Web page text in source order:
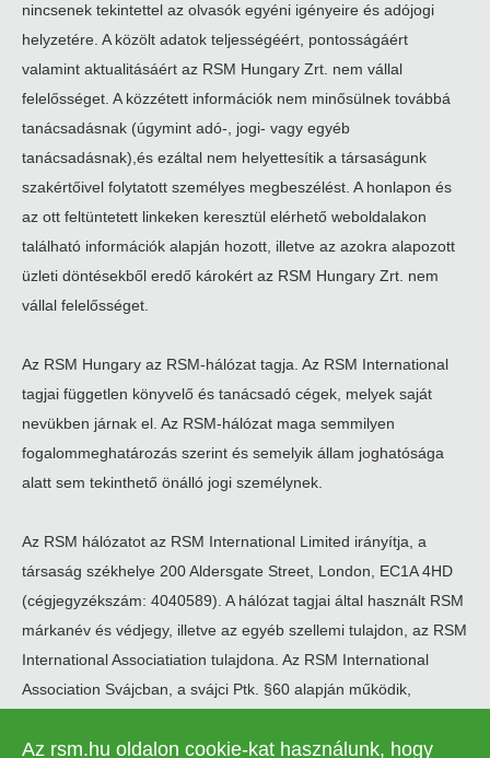
nincsenek tekintettel az olvasók egyéni igényeire és adójogi
helyzetére. A közölt adatok teljességéért, pontosságáért
valamint aktualitásáért az RSM Hungary Zrt. nem vállal
felelősséget. A közzétett információk nem minősülnek továbbá
tanácsadásnak (úgymint adó-, jogi- vagy egyéb
tanácsadásnak),és ezáltal nem helyettesítik a társaságunk
szakértőivel folytatott személyes megbeszélést. A honlapon és
az ott feltüntetett linkeken keresztül elérhető weboldalakon
található információk alapján hozott, illetve az azokra alapozott
üzleti döntésekből eredő károkért az RSM Hungary Zrt. nem
vállal felelősséget.
Az RSM Hungary az RSM-hálózat tagja. Az RSM International
tagjai független könyvelő és tanácsadó cégek, melyek saját
nevükben járnak el. Az RSM-hálózat maga semmilyen
fogalommeghatározás szerint és semelyik állam joghatósága
alatt sem tekinthető önálló jogi személynek.
Az RSM hálózatot az RSM International Limited irányítja, a
társaság székhelye 200 Aldersgate Street, London, EC1A 4HD
(cégjegyzékszám: 4040589). A hálózat tagjai által használt RSM
márkanév és védjegy, illetve az egyéb szellemi tulajdon, az RSM
International Associatiation tulajdona. Az RSM International
Association Svájcban, a svájci Ptk. §60 alapján működik,
Az rsm.hu oldalon cookie-kat használunk, hogy